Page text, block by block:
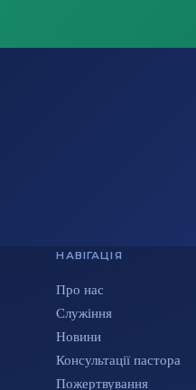
НАВІГАЦІЯ
Про нас
Служіння
Новини
Консультації пастора
Пожертвування